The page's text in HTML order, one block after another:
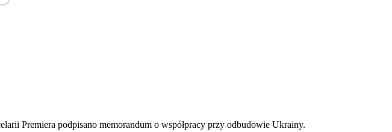
Premiera podpisano memorandum o współpracy przy odbudowie Ukrainy.